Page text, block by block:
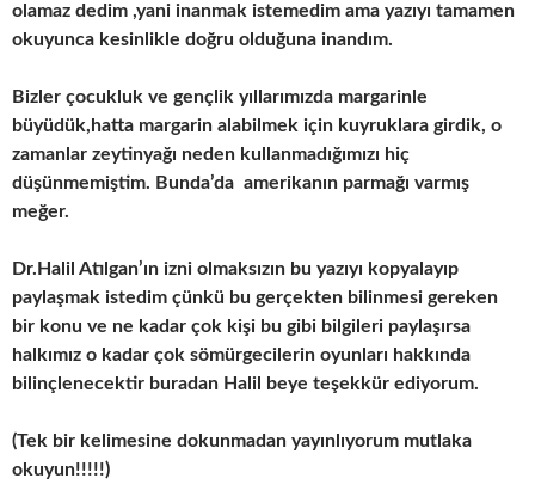
olamaz dedim ,yani inanmak istemedim ama yazıyı tamamen
okuyunca kesinlikle doğru olduğuna inandım.
Bizler çocukluk ve gençlik yıllarımızda margarinle
büyüdük,hatta margarin alabilmek için kuyruklara girdik, o
zamanlar zeytinyağı neden kullanmadığımızı hiç
düşünmemiştim. Bunda’da amerikanın parmağı varmış
meğer.
Dr.Halil Atılgan’ın izni olmaksızın bu yazıyı kopyalayıp
paylaşmak istedim çünkü bu gerçekten bilinmesi gereken
bir konu ve ne kadar çok kişi bu gibi bilgileri paylaşırsa
halkımız o kadar çok sömürgecilerin oyunları hakkında
bilinçlenecektir buradan Halil beye teşekkür ediyorum.
(Tek bir kelimesine dokunmadan yayınlıyorum mutlaka
okuyun!!!!!)